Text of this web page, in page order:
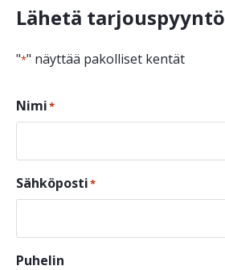
Lähetä tarjouspyyntö
"*" näyttää pakolliset kentät
Nimi*
Sähköposti*
Puhelin